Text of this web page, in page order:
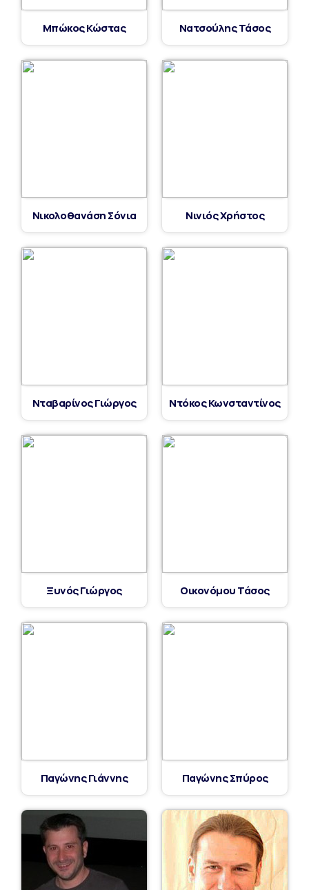
Μπώκος Κώστας Νατσούλης Τάσος
Νικολοθανάση Σόνια Νινιός Χρήστος
Νταβαρίνος Γιώργος Ντόκος Κωνσταντίνος
Ξυνός Γιώργος Οικονόμου Τάσος
Παγώνης Γιάννης Παγώνης Σπύρος